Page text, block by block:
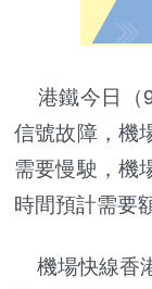
港鐵今日（
信號故障，機
需要慢駛，機
時間預計需要
機場快線香